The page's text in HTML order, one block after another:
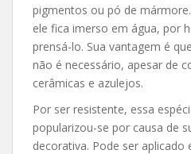
pigmentos ou pó de
ele fica imerso em água, por
prensá-lo. Sua vantagem é
não é necessário, apesar de
cerâmicas e azulejos.
Por ser resistente, essa
popularizou-se por causa de
decorativa. Pode ser